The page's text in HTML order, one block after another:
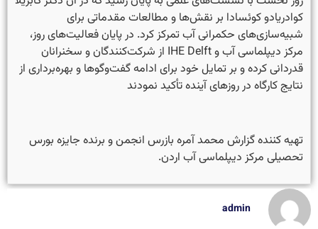
کوادریادو کوئسادا بر نقش‌ها و مطالعات مقدماتی برای
شبیه‌سازی‌های حکمرانی آب تمرکز کرد. در پایان فعالیت‌های روز،
مرکز دیپلماسی آب و IHE Delft از شرکت‌کنندگان و سخنرانان
قدردانی کرده و بر تمایل خود برای ادامه گفت‌وگوها و بهره‌برداری از
نتایج کارگاه در روزهای آینده تأکید نمودند
تهیه کننده گزارش محمد آمره بازرس انجمن و برنده جایزه بورس
تحصیلی مرکز دیپلماسی آب اردن.
admin